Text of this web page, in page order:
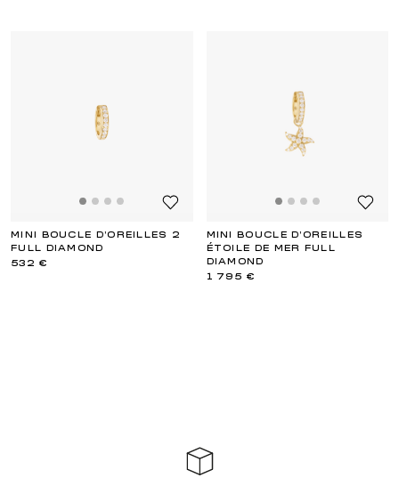
MINI BOUCLE D'OREILLES 2
FULL DIAMOND
532 €
MINI BOUCLE D'OREILLES
ÉTOILE DE MER FULL
DIAMOND
1 795 €